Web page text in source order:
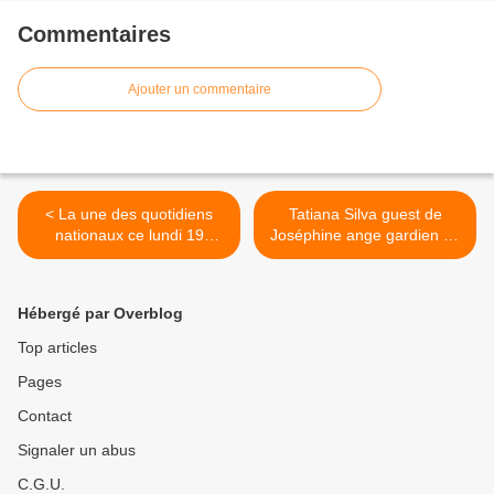
Commentaires
Ajouter un commentaire
< La une des quotidiens
nationaux ce lundi 19
octobre.
Tatiana Silva guest de
Joséphine ange gardien ce
19 octobre (Inédit
Hébergé par Overblog
Top articles
Pages
Contact
Signaler un abus
C.G.U.